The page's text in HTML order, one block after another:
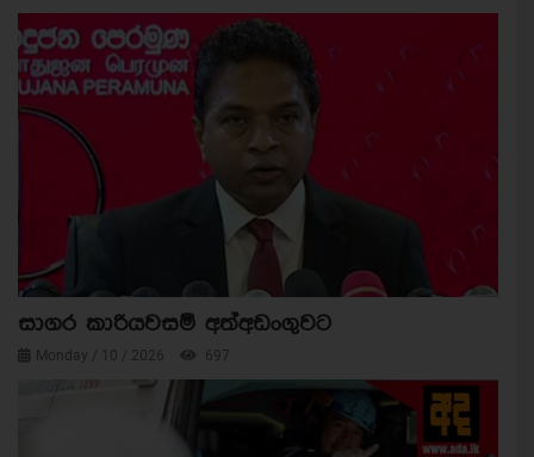
සාගර කාරියවසම් අත්අඩංගුවට
Monday / 10 / 2026 697